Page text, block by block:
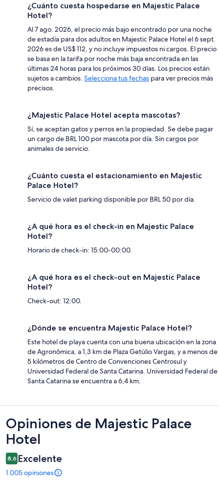
¿Cuánto cuesta hospedarse en Majestic Palace
Hotel?
Al 7 ago. 2026, el precio más bajo encontrado por una noche
de estadía para dos adultos en Majestic Palace Hotel el 6 sept.
2026 es de US$ 112, y no incluye impuestos ni cargos. El precio
se basa en la tarifa por noche más baja encontrada en las
últimas 24 horas para los próximos 30 días. Los precios están
sujetos a cambios. Selecciona tus fechas para ver precios más
precisos.
¿Majestic Palace Hotel acepta mascotas?
Sí, se aceptan gatos y perros en la propiedad. Se debe pagar
un cargo de BRL 100 por mascota por día. Sin cargos por
animales de servicio.
¿Cuánto cuesta el estacionamiento en Majestic
Palace Hotel?
Servicio de valet parking disponible por BRL 50 por día.
¿A qué hora es el check-in en Majestic Palace
Hotel?
Horario de check-in: 15:00-00:00.
¿A qué hora es el check-out en Majestic Palace
Hotel?
Check-out: 12:00.
¿Dónde se encuentra Majestic Palace Hotel?
Este hotel de playa cuenta con una buena ubicación en la zona
de Agronômica, a 1,3 km de Plaza Getúlio Vargas, y a menos de
5 kilómetros de Centro de Convenciones Centrosul y
Universidad Federal de Santa Catarina. Universidad Federal de
Santa Catarina se encuentra a 6,4 km.
Opiniones
Opiniones de Majestic Palace
Hotel
8,6 Excelente
1.005 opiniones